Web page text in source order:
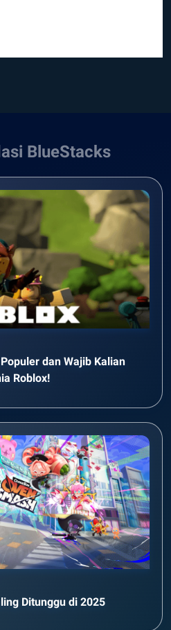
BlueStacks
dan Wajib Kalian
Roblox!
Ditunggu di 2025